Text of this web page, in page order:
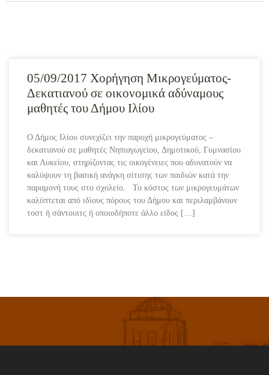
05/09/2017 Χορήγηση Μικρογεύματος-
Δεκατιανού σε οικονομικά αδύναμους
μαθητές του Δήμου Ιλίου
Ο Δήμος Ιλίου συνεχίζει την παροχή μικρογεύματος –
δεκατιανού σε μαθητές Νηπιαγωγείου, Δημοτικού, Γυμνασίου
και Λυκείου, στηρίζοντας τις οικογένειες που αδυνατούν να
καλύψουν τη βασική ανάγκη σίτισης των παιδιών κατά την
παραμονή τους στο σχολείο. Το κόστος των μικρογευμάτων
καλύπτεται από ιδίους πόρους του Δήμου και περιλαμβάνουν
τοστ ή σάντουιτς ή οποιοδήποτε άλλο είδος […]